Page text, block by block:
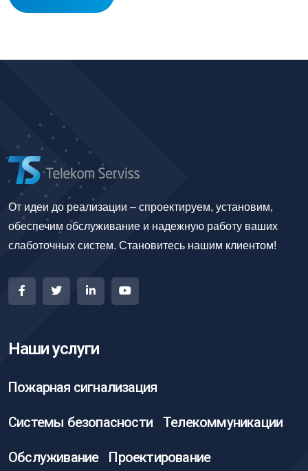
От идеи до реализации – спроектируем, установим,
обеспечим обслуживание и надежную работу ваших
слаботочных систем. Становитесь нашим клиентом!
Наши услуги
Пожарная сигнализация
Системы безопасности Телекоммуникации
Обслуживание Проектирование